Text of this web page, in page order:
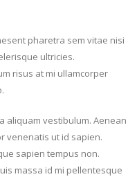
pharetra sem vitae nisi
ultricies.
risus at mi ullamcorper
aliquam vestibulum. Aenean
venenatis ut id sapien.
sapien tempus non.
massa id mi pellentesque